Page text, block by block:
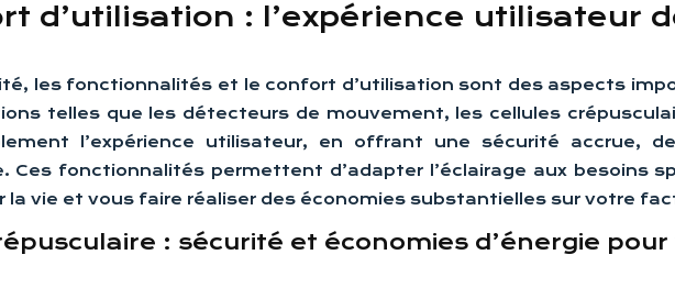
d’utilisation : l’expérience utilisateur
les fonctionnalités et le confort d’utilisation sont des aspects
telles que les détecteurs de mouvement, les cellules
l’expérience utilisateur, en offrant une sécurité accrue,
Ces fonctionnalités permettent d’adapter l’éclairage aux besoins
vie et vous faire réaliser des économies substantielles sur votre
: sécurité et économies d’énergie